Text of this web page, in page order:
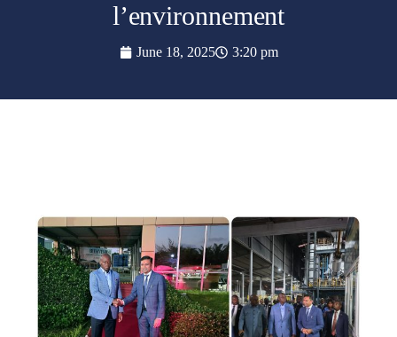
l’environnement
June 18, 2025 3:20 pm